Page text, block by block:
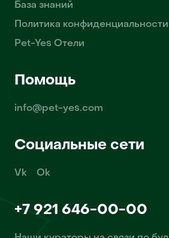
База знаний
Политика конфиденциальности
Pet-Yes Отели
Помощь
info@pet-yes.com
Социальные сети
Vk Ok
+7 921 646-00-00